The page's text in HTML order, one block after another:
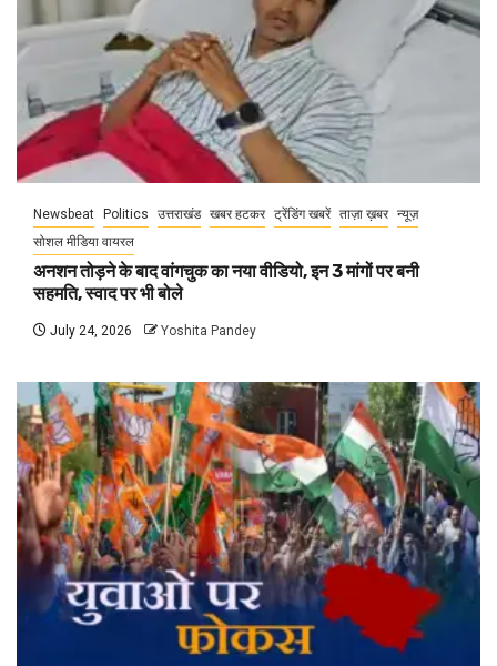
Newsbeat Politics उत्तराखंड खबर हटकर ट्रेंडिंग खबरें ताज़ा ख़बर न्यूज़
सोशल मीडिया वायरल
अनशन तोड़ने के बाद वांगचुक का नया वीडियो, इन 3 मांगों पर बनी
सहमति, स्वाद पर भी बोले
July 24, 2026 Yoshita Pandey